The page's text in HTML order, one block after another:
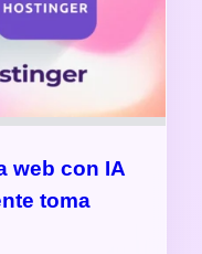
web con IA
toma